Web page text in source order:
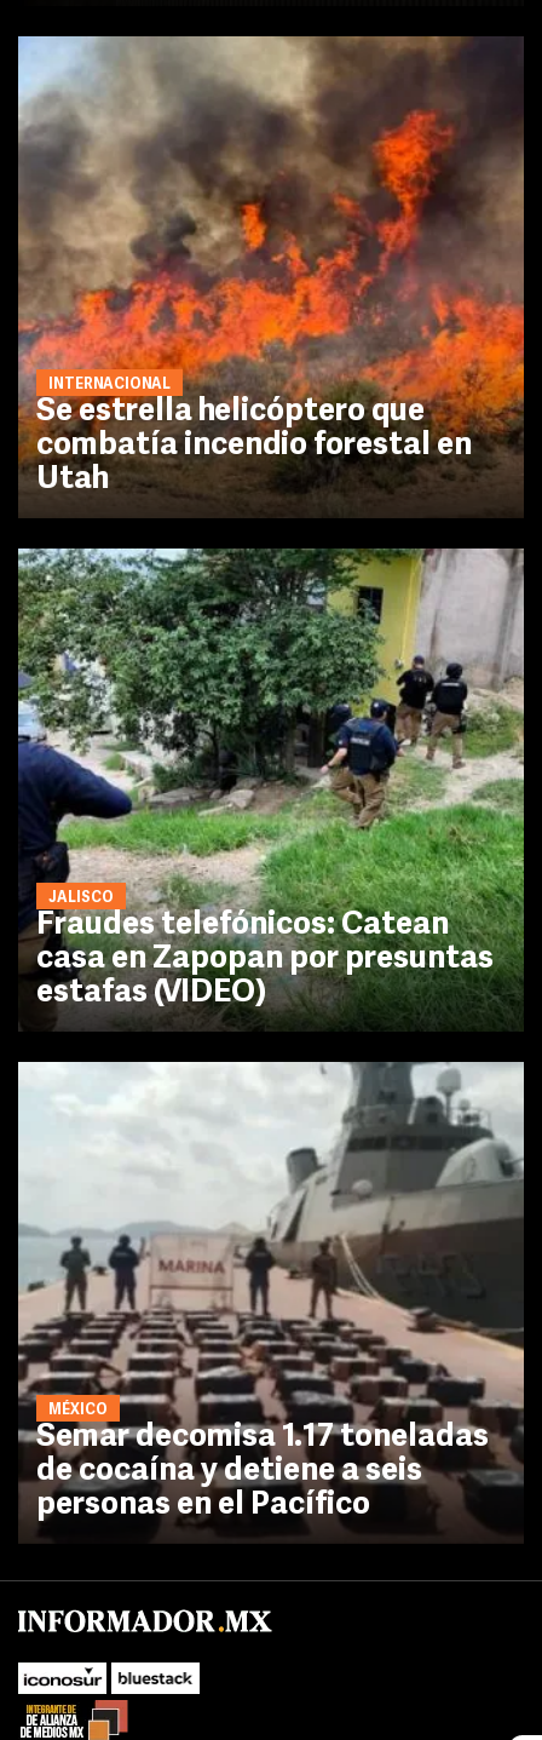
INTERNACIONAL
Se estrella helicóptero que
combatía incendio forestal en
Utah
JALISCO
Fraudes telefónicos: Catean
casa en Zapopan por presuntas
estafas (VIDEO)
MÉXICO
Semar decomisa 1.17 toneladas
de cocaína y detiene a seis
personas en el Pacífico